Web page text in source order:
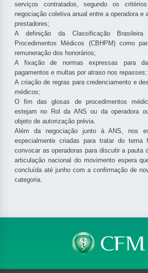
serviços contratados, segundo os
negociação coletiva anual entre a operadora e
prestadores;
A definição da Classificação Brasileira
Procedimentos Médicos (CBHPM) como
remuneração dos honorários;
A fixação de normas expressas para
pagamentos e multas por atraso nos repasses;
A criação de regras para credenciamento e
médicos;
O fim das glosas de procedimentos
estejam no Rol da ANS ou da operadora
objeto de autorização prévia.
Além da negociação junto à ANS, nos
especialmente criadas para tratar do tema
convocar as operadoras para discutir a pauta
articulação nacional do movimento espera
concluída até junho com a confirmação de
categoria.